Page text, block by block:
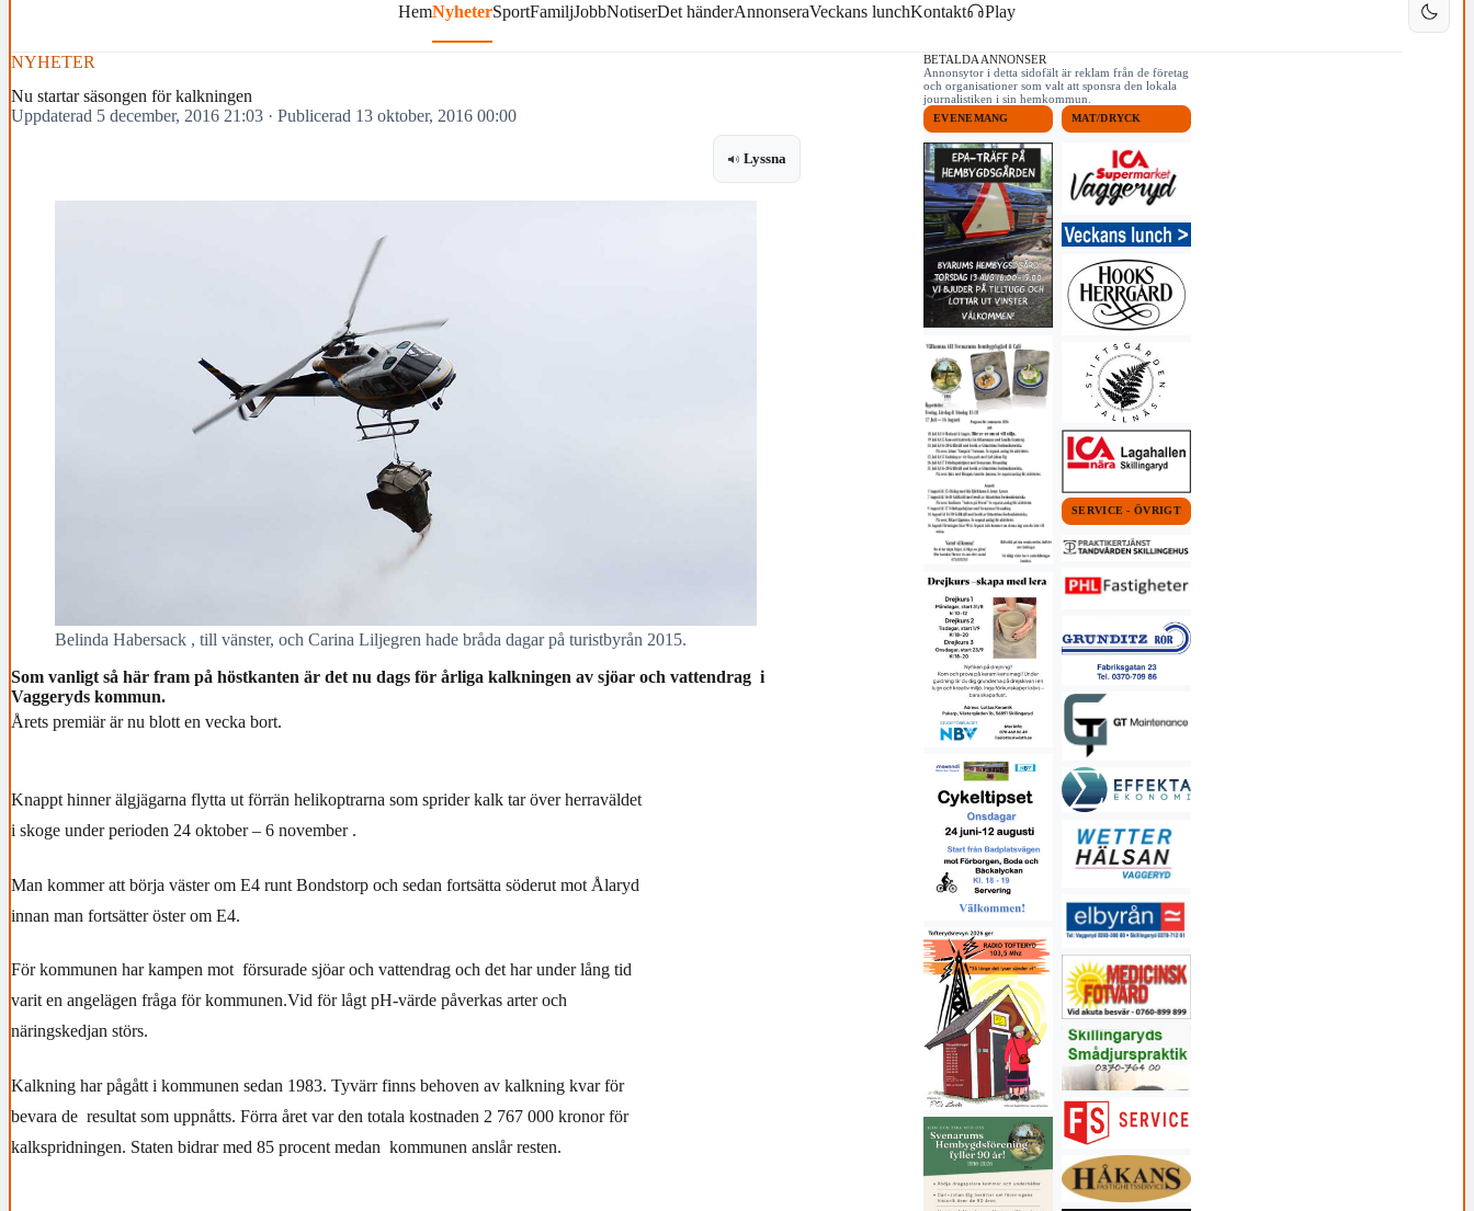
HemNyheterSportFamiljJobbNotiserDet händerAnnonseraVeckans lunchKontakt Play
NYHETER
Nu startar säsongen för kalkningen
Uppdaterad 5 december, 2016 21:03 · Publicerad 13 oktober, 2016 00:00
Lyssna
Belinda Habersack , till vänster, och Carina Liljegren hade bråda dagar på turistbyrån 2015.
Som vanligt så här fram på höstkanten är det nu dags för årliga kalkningen av sjöar och vattendrag i
Vaggeryds kommun.
Årets premiär är nu blott en vecka bort.
Knappt hinner älgjägarna flytta ut förrän helikoptrarna som sprider kalk tar över herraväldet
i skoge under perioden 24 oktober – 6 november .
Man kommer att börja väster om E4 runt Bondstorp och sedan fortsätta söderut mot Ålaryd
innan man fortsätter öster om E4.
För kommunen har kampen mot försurade sjöar och vattendrag och det har under lång tid
varit en angelägen fråga för kommunen.Vid för lågt pH-värde påverkas arter och
näringskedjan störs.
Kalkning har pågått i kommunen sedan 1983. Tyvärr finns behoven av kalkning kvar för
bevara de resultat som uppnåtts. Förra året var den totala kostnaden 2 767 000 kronor för
kalkspridningen. Staten bidrar med 85 procent medan kommunen anslår resten.
BETALDA ANNONSER
Annonsytor i detta sidofält är reklam från de företag
och organisationer som valt att sponsra den lokala
journalistiken i sin hemkommun.
EVENEMANG MAT/DRYCK
SERVICE - ÖVRIGT